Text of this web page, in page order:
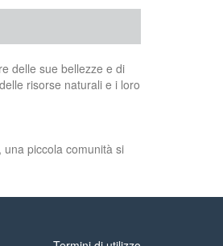
delle sue bellezze e di
risorse naturali e i loro
piccola comunità si